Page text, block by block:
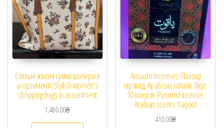
Стильні жіночі сумки шопери в
асортименті. Stylish women’s
shopping bags in assortment
1,480.00₴
Ansaam Incenses. Пахощі
пірамід. Арабські запахи. Якут.
10 конусів. Pyramid incense.
Arabian scents. Yaqoot
410.00₴